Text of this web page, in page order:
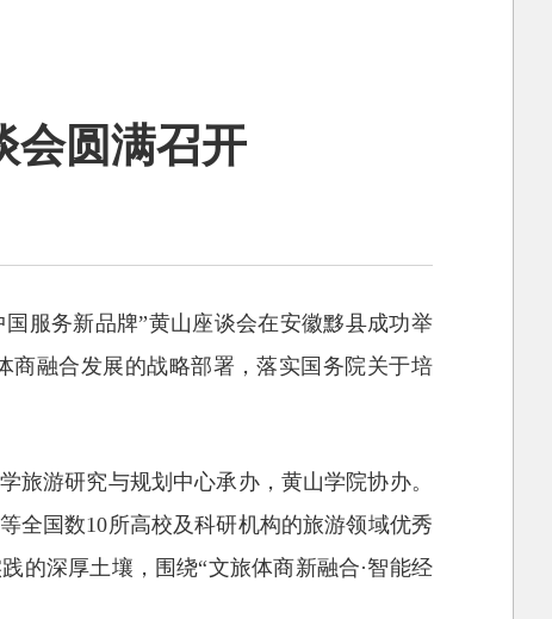
会圆满召开
服务新品牌”黄山座谈会在安徽黟县成功举
商融合发展的战略部署，落实国务院关于培
游研究与规划中心承办，黄山学院协办。
全国数10所高校及科研机构的旅游领域优秀
的深厚土壤，围绕“文旅体商新融合·智能经